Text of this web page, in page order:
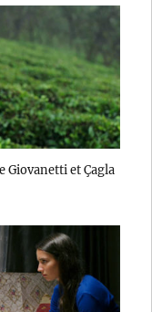
Giovanetti et Çagla